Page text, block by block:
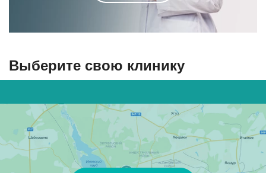
Выберите свою клинику